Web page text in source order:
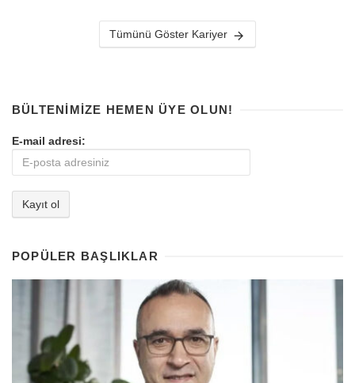
Tümünü Göster Kariyer
BÜLTENIMIZE HEMEN ÜYE OLUN!
E-mail adresi:
POPÜLER BAŞLIKLAR